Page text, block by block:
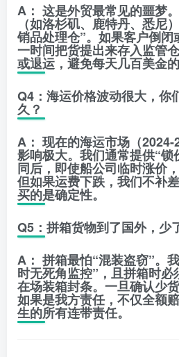
A： 这是外贸最常见的噩梦
（如洛杉矶、鹿特丹、悉尼
销品处理仓”。如果客户倒闭
一时间把货提出来存入监管
或退运，避免每天几百美金
Q4：海运价格波动很大，你
久？
A： 现在的海运市场（
影响极大。我们通常提供“锁
同后，即使船公司临时涨价
但如果运费下跌，我们不补
买的是确定性。
Q5：拼箱货物到了国外，少
A： 拼箱最怕“混装盗窃”。
时无死角监控” ，且拼箱时
在场装箱封条。一旦确认少
如果是我方责任，不仅全额
生的所有连带责任。